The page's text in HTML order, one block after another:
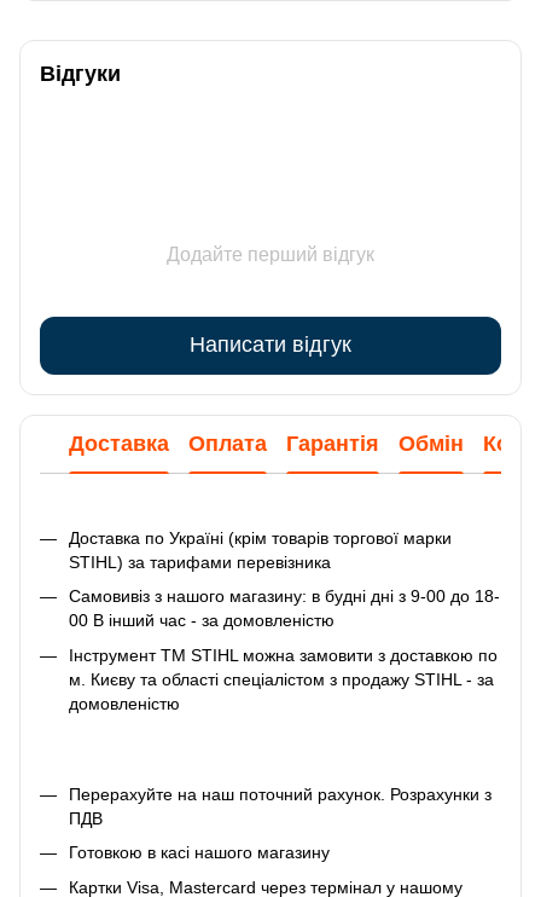
Відгуки
Додайте перший відгук
Написати відгук
Доставка Оплата Гарантія Обмін
Доставка по Україні (крім товарів торгової марки
STIHL) за тарифами перевізника
Самовивіз з нашого магазину: в будні дні з 9-00 до 18-
00 В інший час - за домовленістю
Інструмент ТМ STIHL можна замовити з доставкою по
м. Києву та області спеціалістом з продажу STIHL - за
домовленістю
Перерахуйте на наш поточний рахунок. Розрахунки з
ПДВ
Готовкою в касі нашого магазину
Картки Visa, Mastercard через термінал у нашому